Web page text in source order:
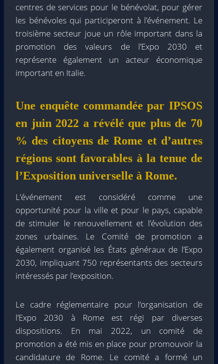
centres de services pour le bénévolat, pour gérer
les bénévoles qui participeront à l’événement. Le
troisième secteur joue un rôle important dans la
promotion des valeurs de l’Expo 2030 et
représente également un acteur économique
important en Italie.
Une enquête commandée par IPSOS
en juin 2022 a révélé que plus de 70
% des citoyens de Rome et d’autres
régions sont favorables à la tenue de
l’Exposition universelle à Rome.
L’événement est considéré comme une
opportunité pour la ville et pour le pays, capable
de stimuler le renouvellement et l’évolution des
zones urbaines. Le Comité de promotion a
également organisé les États généraux de l’Expo
2030, impliquant 750 représentants des secteurs
intéressés par l’exposition.
Le cadre réglementaire pour l’organisation de
l’Expo 2030 à Rome est régi par diverses
dispositions. En mai 2022, un comité de
promotion a été mis en place pour promouvoir la
candidature de Rome. Le comité a formé un